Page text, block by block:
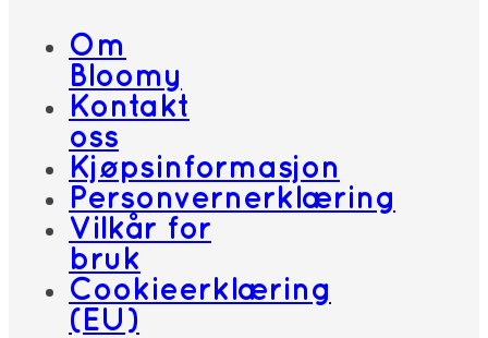
Om
Bloomy
Kontakt
oss
Kjøpsinformasjon
Personvernerklæring
Vilkår for
bruk
Cookieerklæring
(EU)